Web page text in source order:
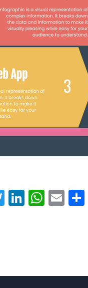
Twitter
LinkedIn